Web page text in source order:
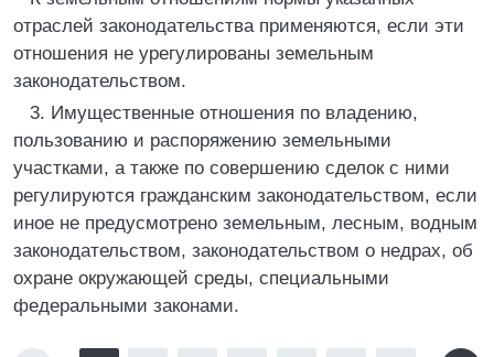
отраслей законодательства применяются, если эти
отношения не урегулированы земельным
законодательством.
3. Имущественные отношения по владению,
пользованию и распоряжению земельными
участками, а также по совершению сделок с ними
регулируются гражданским законодательством, если
иное не предусмотрено земельным, лесным, водным
законодательством, законодательством о недрах, об
охране окружающей среды, специальными
федеральными законами.